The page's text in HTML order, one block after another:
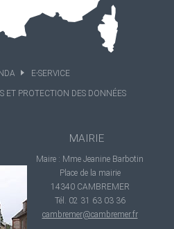
E-SERVICE
ET PROTECTION DES DONNÉES
MAIRIE
Maire : Mme Jeanine Barbotin
Place de la mairie
14340 CAMBREMER
Tél. 02 31 63 03 36
cambremer@cambremer.fr